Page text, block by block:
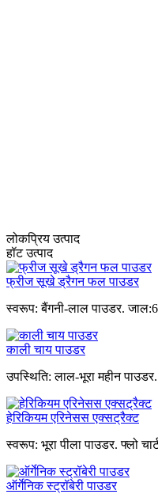
लोकप्रिय उत्पाद
हॉट उत्पाद
फ्रीज सूखे ड्रैगन फल पाउडर
स्वरूप: बैंगनी-लाल पाउडर.
काली चाय पाउडर
उपस्थिति: लाल-भूरा महीन
हेरिकियम एरिनेसस एक्सट्रैक्ट
स्वरूप: भूरा पीला पाउडर. फ्लो
ऑर्गेनिक स्ट्रॉबेरी पाउडर